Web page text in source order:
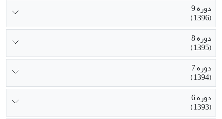
دوره 9
(1396)
دوره 8
(1395)
دوره 7
(1394)
دوره 6
(1393)